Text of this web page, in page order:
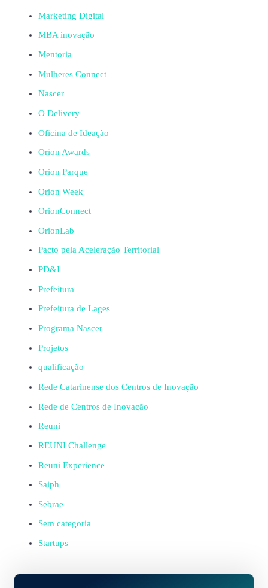
Marketing Digital
MBA inovação
Mentoria
Mulheres Connect
Nascer
O Delivery
Oficina de Ideação
Orion Awards
Orion Parque
Orion Week
OrionConnect
OrionLab
Pacto pela Aceleração Territorial
PD&I
Prefeitura
Prefeitura de Lages
Programa Nascer
Projetos
qualificação
Rede Catarinense dos Centros de Inovação
Rede de Centros de Inovação
Reuni
REUNI Challenge
Reuni Experience
Saiph
Sebrae
Sem categoria
Startups